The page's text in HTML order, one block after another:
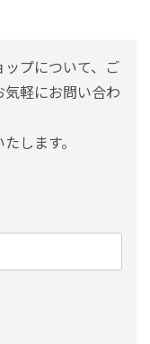
プについて、ご
軽にお問い合わ
します。